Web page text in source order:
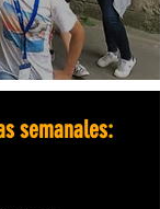
semanales: